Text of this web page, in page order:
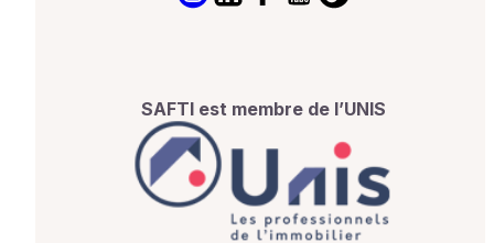
SAFTI est membre de l’UNIS